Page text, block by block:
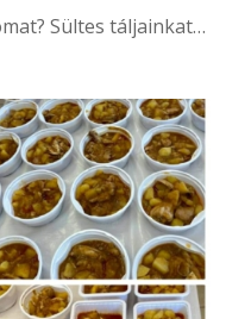
Sültes táljainkat…